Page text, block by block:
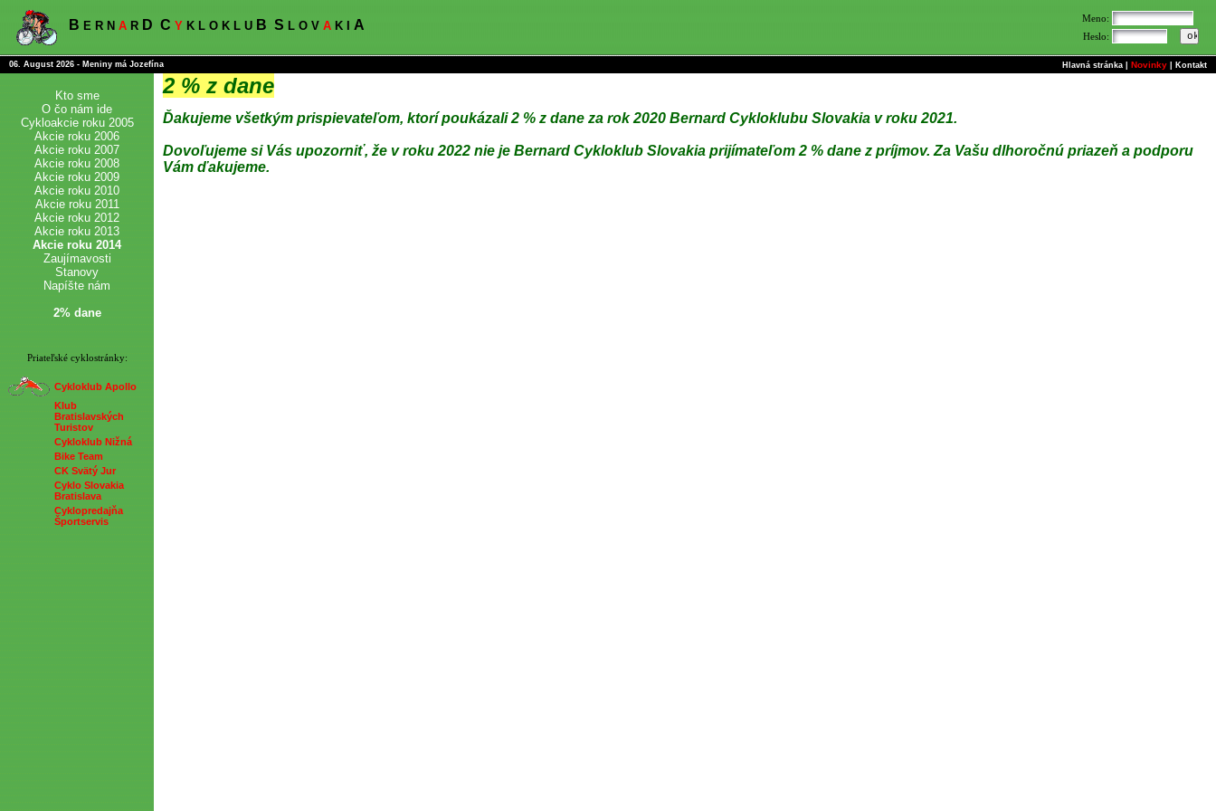
B E R N A R D C Y K L O K L U B S L O V A K I A
Meno:
Heslo:
06. August 2026 - Meniny má Jozefína Hlavná stránka Novinky Kontakt
Kto sme
O čo nám ide
Cykloakcie roku 2005
Akcie roku 2006
Akcie roku 2007
Akcie roku 2008
Akcie roku 2009
Akcie roku 2010
Akcie roku 2011
Akcie roku 2012
Akcie roku 2013
Akcie roku 2014
Zaujímavosti
Stanovy
Napíšte nám
2% dane
Priateľské cyklostránky:
Cykloklub Apollo
Klub
Bratislavských
Turistov
Cykloklub Nižná
Bike Team
CK Svätý Jur
Cyklo Slovakia
Bratislava
Cyklopredajňa
Športservis
2 % z dane
Ďakujeme všetkým prispievateľom, ktorí poukázali 2 % z dane za rok 2020 Bernard Cykloklubu Slovakia v roku 2021.
Dovoľujeme si Vás upozorniť, že v roku 2022 nie je Bernard Cykloklub Slovakia prijímateľom 2 % dane z príjmov. Za Vašu dlhoročnú priazeň a podporu
Vám ďakujeme.